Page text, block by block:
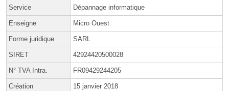
Service Dépannage informatique
Enseigne Micro Ouest
Forme juridique SARL
SIRET 42924420500028
N° TVA Intra. FR09429244205
Création 15 janvier 2018